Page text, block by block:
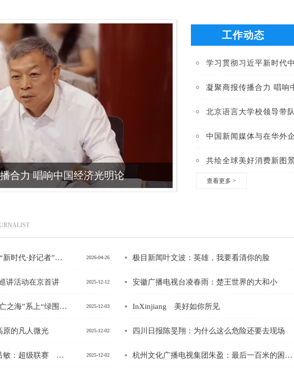
中国新闻媒体与在
工作动态
学习贯彻习近平新时代
凝聚商报传播合力 唱响
北京语言大学校领导带
中国新闻媒体与在华外
查看更多 >
讲好中国故事 传递时代强音 “新时代·好记者”全国巡讲活动在西安举行 2026-04-26
讲活动在京首讲 2025-12-12
人民日报社阿尔达克：给“死亡之海”系上“绿围脖” 2025-12-03
原的凡人微光 2025-12-02
江苏省常州市新闻传媒中心吕敏：超级联赛 燃情中国 2025-12-02
极目新闻叶文波：英雄，我要看清你的脸
安徽广播电视台凌春雨：楚王世界的大和小
InXinjiang 美好如你所见
四川日报陈旻翔：为什么这么危险还要去现场
杭州文化广播电视集团朱盈：最后一百米的困境与破局